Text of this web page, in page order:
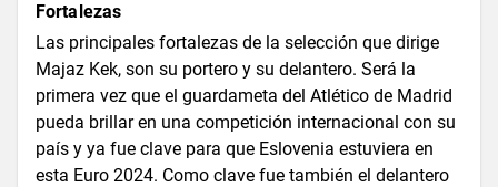
Fortalezas
Las principales fortalezas de la selección que dirige
Majaz Kek, son su portero y su delantero. Será la
primera vez que el guardameta del Atlético de Madrid
pueda brillar en una competición internacional con su
país y ya fue clave para que Eslovenia estuviera en
esta Euro 2024. Como clave fue también el delantero